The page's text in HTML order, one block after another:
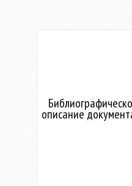
описание